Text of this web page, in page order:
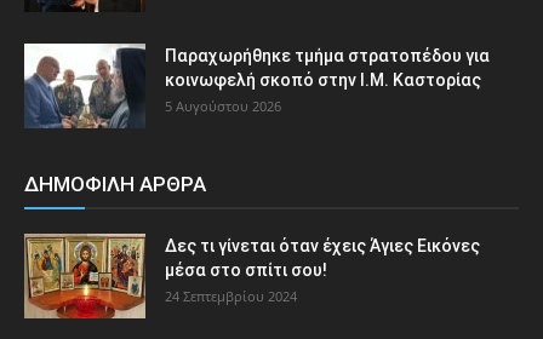
Παραχωρήθηκε τμήμα στρατοπέδου για
κοινωφελή σκοπό στην Ι.Μ. Καστορίας
5 Αυγούστου 2026
ΔΗΜΟΦΙΛΗ ΑΡΘΡΑ
Δες τι γίνεται όταν έχεις Άγιες Εικόνες
μέσα στο σπίτι σου!
24 Σεπτεμβρίου 2024